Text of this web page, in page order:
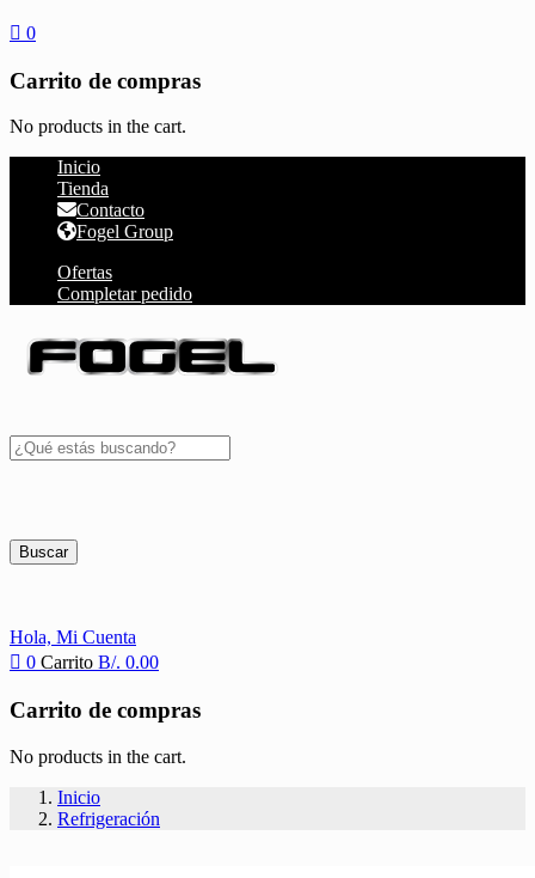
0
Carrito de compras
No products in the cart.
Inicio
Tienda
Contacto
Fogel Group
Ofertas
Completar pedido
Buscar
Hola, Mi Cuenta
0 Carrito B/. 0.00
Carrito de compras
No products in the cart.
Inicio
Refrigeración